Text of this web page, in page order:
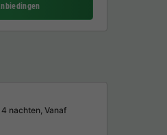
nachten, Vanaf